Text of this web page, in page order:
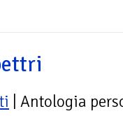
| Antologia